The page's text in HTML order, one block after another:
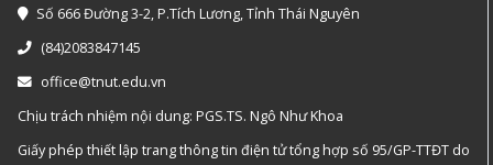
Số 666 Đường 3-2, P.Tích Lương, Tỉnh Thái Nguyên
(84)2083847145
office@tnut.edu.vn
Chịu trách nhiệm nội dung: PGS.TS. Ngô Như Khoa
Giấy phép thiết lập trang thông tin điện tử tổng hợp số 95/GP-TTĐT do